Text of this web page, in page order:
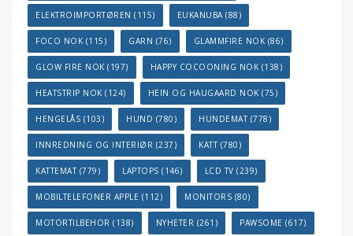
ELEKTROIMPORTØREN (115) EUKANUBA(88)
FOCO NOK (115) GARN (76) GLAMMFIRE NOK (86)
GLOW FIRE NOK (197) HAPPY COCOONING NOK (138)
HEATSTRIP NOK (124) HEIN OG HAUGAARD NOK (75)
HENGELÅS (103) HUND (780) HUNDEMAT(778)
INNREDNING OG INTERIØR (237) KATT(780)
KATTEMAT(779) LAPTOPS (146) LCD TV (239)
MOBILTELEFONER APPLE (112) MONITORS (80)
MOTORTILBEHOR (138) NYHETER (261) PAWSOME (617)